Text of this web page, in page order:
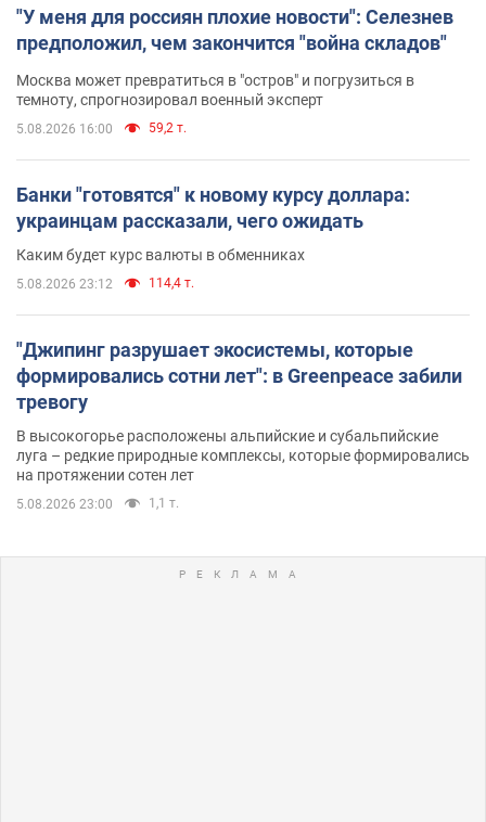
"У меня для россиян плохие новости": Селезнев
предположил, чем закончится "война складов"
Москва может превратиться в "остров" и погрузиться в
темноту, спрогнозировал военный эксперт
5.08.2026 16:00 59,2 т.
Банки "готовятся" к новому курсу доллара:
украинцам рассказали, чего ожидать
Каким будет курс валюты в обменниках
5.08.2026 23:12 114,4 т.
"Джипинг разрушает экосистемы, которые
формировались сотни лет": в Greenpeace забили
тревогу
В высокогорье расположены альпийские и субальпийские
луга – редкие природные комплексы, которые формировались
на протяжении сотен лет
5.08.2026 23:00 1,1 т.